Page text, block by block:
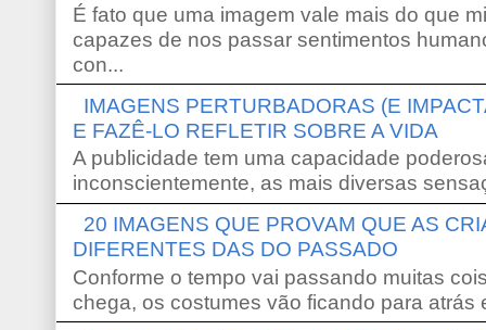
É fato que uma imagem vale mais do que
capazes de nos passar sentimentos
con...
IMAGENS PERTURBADORAS (E
E FAZÊ-LO REFLETIR SOBRE A VIDA
A publicidade tem uma capacidade
inconscientemente, as mais diversas
20 IMAGENS QUE PROVAM QUE AS
DIFERENTES DAS DO PASSADO
Conforme o tempo vai passando muitas
chega, os costumes vão ficando para atrás